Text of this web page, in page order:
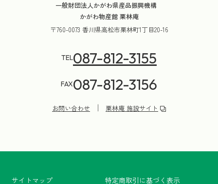
一般財団法人かがわ県産品振興機構
かがわ物産館 栗林庵
〒760-0073 香川県高松市栗林町1丁目20-16
TEL087-812-3155
FAX087-812-3156
お問い合わせ 栗林庵 施設サイト
サイトマップ
特定商取引に基づく表示